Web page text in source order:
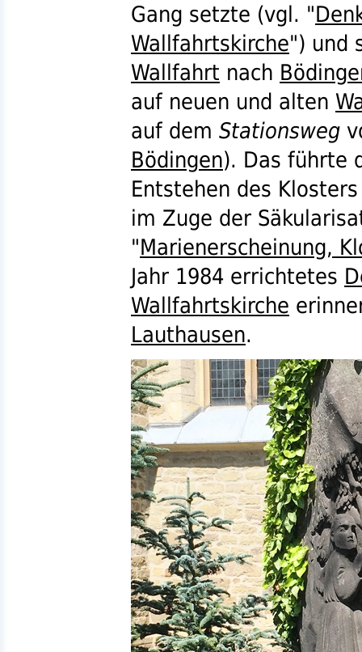
Gang setzte (vgl. "
Wallfahrtskirche") und
Wallfahrt nach
auf neuen und alten
auf dem Stationsweg
Bödingen). Das führte
Entstehen des
im Zuge der
"Marienerscheinung,
Jahr 1984 errichtetes
Wallfahrtskirche
Lauthausen.